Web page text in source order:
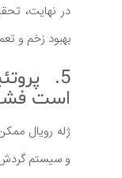
در نهایت،
بهبود زخم و
5.
است
ژله رویال
و سیستم